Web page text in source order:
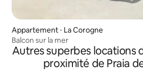
Appartement ⋅ La Corogne
Balcon sur la mer
Autres superbes locations
proximité de Praia